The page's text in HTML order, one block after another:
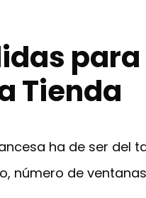
Tienda
ha de ser
número de